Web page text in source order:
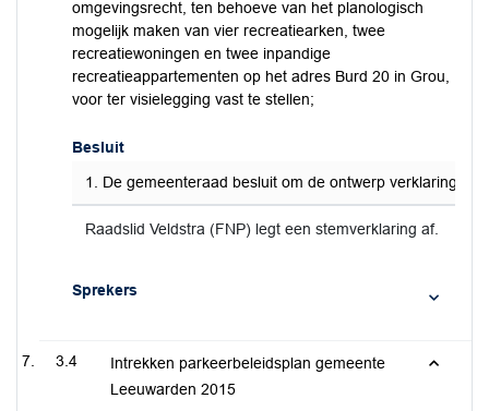
omgevingsrecht, ten behoeve van het planologisch
mogelijk maken van vier recreatiearken, twee
recreatiewoningen en twee inpandige
recreatieappartementen op het adres Burd 20 in Grou,
voor ter visielegging vast te stellen;
Besluit
1. De gemeenteraad besluit om de ontwerp verklaring
Raadslid Veldstra (FNP) legt een stemverklaring af.
Sprekers
3.4
Intrekken parkeerbeleidsplan gemeente
Leeuwarden 2015